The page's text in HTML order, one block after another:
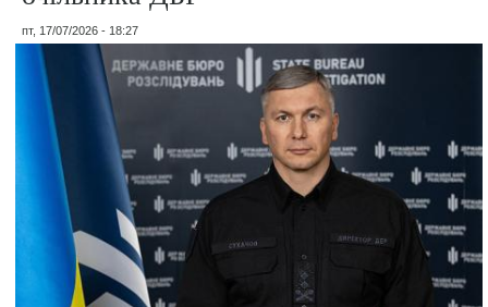
пт, 17/07/2026 - 18:27